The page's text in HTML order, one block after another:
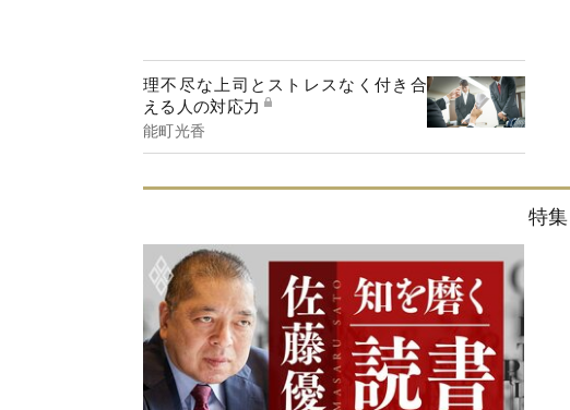
理不尽な上司とストレスなく付き合
える人の対応力
能町光香
特集